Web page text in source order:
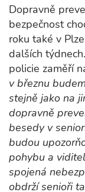
Dopravně
bezpečnost
roku také v
dalších
policie zaměří
v březnu
stejně jako na
dopravně
besedy v
budou
pohybu a
spojená
obdrží senioři